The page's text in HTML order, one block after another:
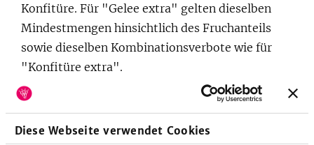
Diese Webseite verwendet Cookies
Konfitüre. Für "Gelee extra" gelten dieselben
Mindestmengen hinsichtlich des Fruchanteils
sowie dieselben Kombinationsverbote wie für
"Konfitüre extra".
Fruchtaufstriche
unterliegen keinen besonderen
Vorschriften.